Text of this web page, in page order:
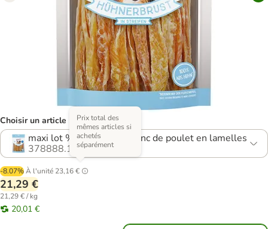
Choisir un article (5 variantes)
maxi lot % : 4 x 250 g, blanc de poulet en lamelles
378888.11
-8.07%À l'unité 23,16 €
Prix total des
mêmes articles si
achetés
séparément
21,29 €
21,29 € / kg
20,01 €